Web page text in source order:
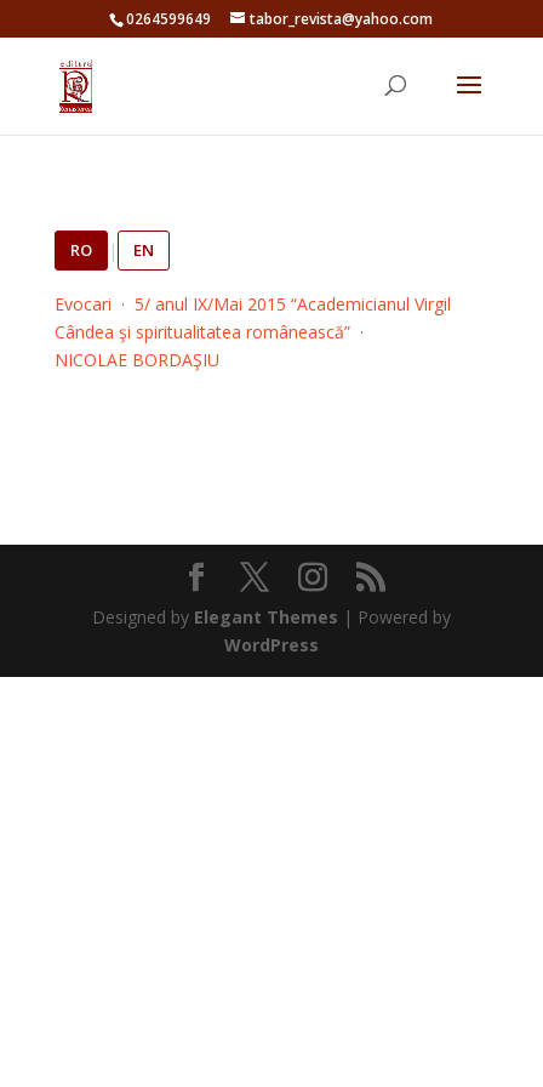
0264599649 tabor_revista@yahoo.com
RO | EN
Evocari · 5/ anul IX/Mai 2015 “Academicianul Virgil
Cândea şi spiritualitatea românească”·
NICOLAE BORDAŞIU
Designed by Elegant Themes | Powered by
WordPress